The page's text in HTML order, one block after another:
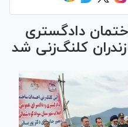
دادگستری
کلنگ‌زنی شد